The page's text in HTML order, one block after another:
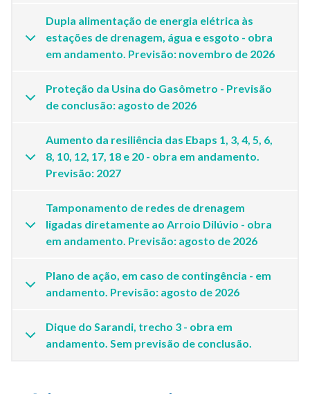
Dupla alimentação de energia elétrica às
estações de drenagem, água e esgoto - obra
em andamento. Previsão: novembro de 2026
Proteção da Usina do Gasômetro - Previsão
de conclusão: agosto de 2026
Aumento da resiliência das Ebaps 1, 3, 4, 5, 6,
8, 10, 12, 17, 18 e 20 - obra em andamento.
Previsão: 2027
Tamponamento de redes de drenagem
ligadas diretamente ao Arroio Dilúvio - obra
em andamento. Previsão: agosto de 2026
Plano de ação, em caso de contingência - em
andamento. Previsão: agosto de 2026
Dique do Sarandi, trecho 3 - obra em
andamento. Sem previsão de conclusão.